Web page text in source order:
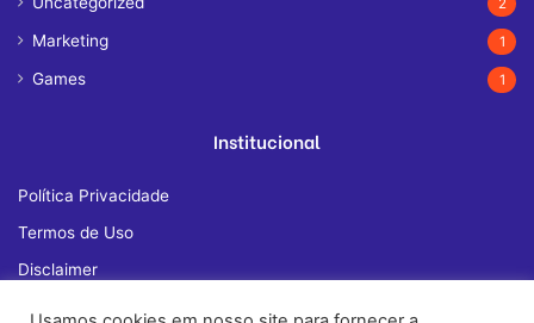
2
Marketing 1
Games 1
Institucional
Política Privacidade
Termos de Uso
Disclaimer